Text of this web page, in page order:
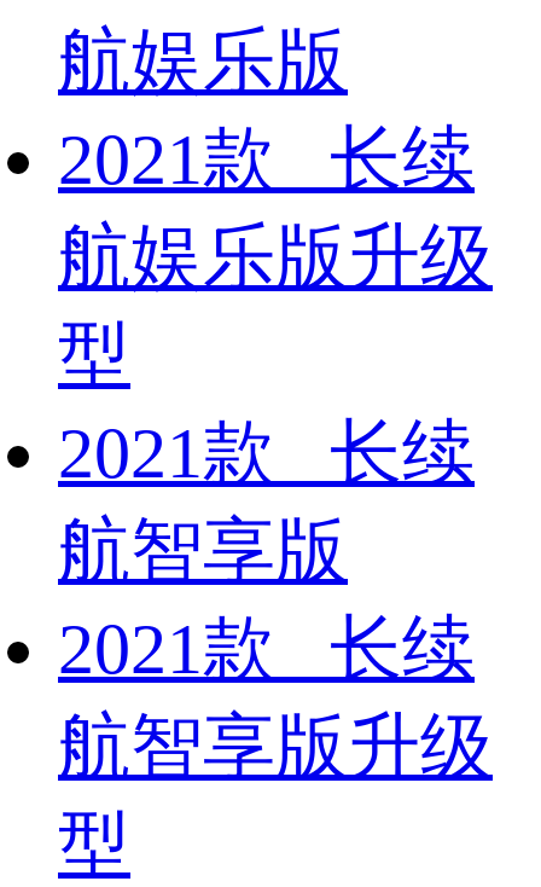
航娱乐版
2021款 长续
航娱乐版升级
型
2021款 长续
航智享版
2021款 长续
航智享版升级
型